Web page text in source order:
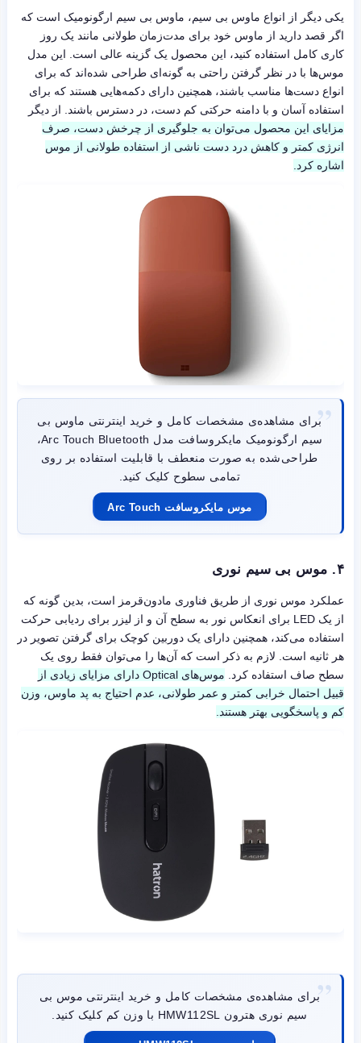
یکی دیگر از انواع ماوس بی سیم، ماوس بی سیم ارگونومیک است که
اگر قصد دارید از ماوس خود برای مدت‌زمان طولانی مانند یک روز
کاری کامل استفاده کنید، این محصول یک گزینه عالی است. این مدل
موس‌ها با در نظر گرفتن راحتی به گونه‌ای طراحی شده‌اند که برای
انواع دست‌ها مناسب باشند، همچنین دارای دکمه‌هایی هستند که برای
استفاده آسان و با دامنه حرکتی کم دست، در دسترس باشند. از دیگر
مزایای این محصول می‌توان به جلوگیری از چرخش دست، صرف
انرژی کمتر و کاهش درد دست ناشی از استفاده طولانی از موس
اشاره کرد.
برای مشاهده‌ی مشخصات کامل و خرید اینترنتی ماوس بی
سیم ارگونومیک مایکروسافت مدل Arc Touch Bluetooth،
طراحی‌شده به صورت منعطف با قابلیت استفاده بر روی
تمامی سطوح کلیک کنید.
موس مایکروسافت Arc Touch
۴. موس بی سیم نوری
عملکرد موس نوری از طریق فناوری مادون‌قرمز است، بدین گونه که
از یک LED برای انعکاس نور به سطح آن و از لیزر برای ردیابی حرکت
استفاده می‌کند، همچنین دارای یک دوربین کوچک برای گرفتن تصویر در
هر ثانیه است. لازم به ذکر است که آن‌ها را می‌توان فقط روی یک
سطح صاف استفاده کرد.
موس‌های Optical دارای مزایای زیادی از
قبیل احتمال خرابی کمتر و عمر طولانی، عدم احتیاج به پد ماوس، وزن
کم و پاسخگویی بهتر هستند.
برای مشاهده‌ی مشخصات کامل و خرید اینترنتی موس بی
سیم نوری هترون HMW112SL با وزن کم کلیک کنید.